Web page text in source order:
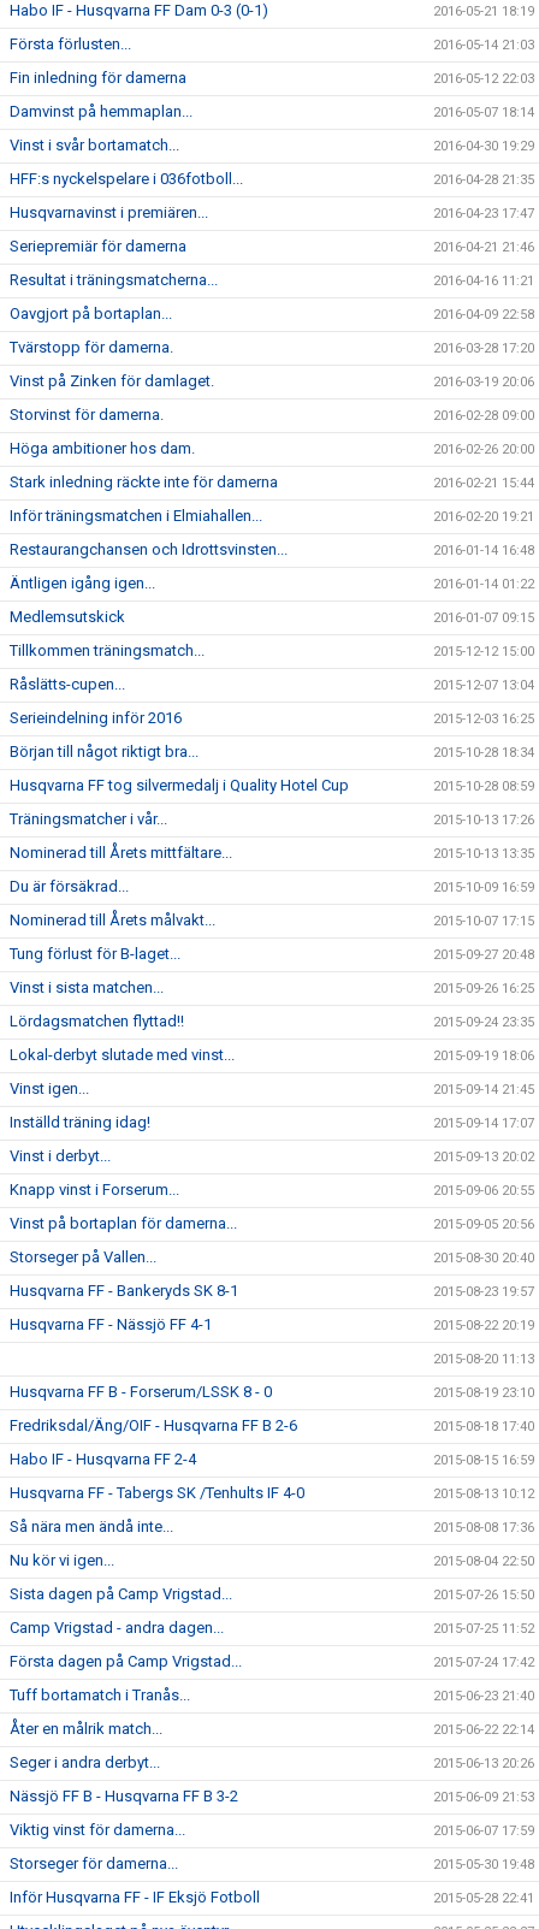
Habo IF - Husqvarna FF Dam 0-3 (0-1) 2016-05-21 18:19
Första förlusten... 2016-05-14 21:03
Fin inledning för damerna 2016-05-12 22:03
Damvinst på hemmaplan... 2016-05-07 18:14
Vinst i svår bortamatch... 2016-04-30 19:29
HFF:s nyckelspelare i 036fotboll... 2016-04-28 21:35
Husqvarnavinst i premiären... 2016-04-23 17:47
Seriepremiär för damerna 2016-04-21 21:46
Resultat i träningsmatcherna... 2016-04-16 11:21
Oavgjort på bortaplan... 2016-04-09 22:58
Tvärstopp för damerna. 2016-03-28 17:20
Vinst på Zinken för damlaget. 2016-03-19 20:06
Storvinst för damerna. 2016-02-28 09:00
Höga ambitioner hos dam. 2016-02-26 20:00
Stark inledning räckte inte för damerna 2016-02-21 15:44
Inför träningsmatchen i Elmiahallen... 2016-02-20 19:21
Restaurangchansen och Idrottsvinsten... 2016-01-14 16:48
Äntligen igång igen... 2016-01-14 01:22
Medlemsutskick 2016-01-07 09:15
Tillkommen träningsmatch... 2015-12-12 15:00
Råslätts-cupen... 2015-12-07 13:04
Serieindelning inför 2016 2015-12-03 16:25
Början till något riktigt bra... 2015-10-28 18:34
Husqvarna FF tog silvermedalj i Quality Hotel Cup 2015-10-28 08:59
Träningsmatcher i vår... 2015-10-13 17:26
Nominerad till Årets mittfältare... 2015-10-13 13:35
Du är försäkrad... 2015-10-09 16:59
Nominerad till Årets målvakt... 2015-10-07 17:15
Tung förlust för B-laget... 2015-09-27 20:48
Vinst i sista matchen... 2015-09-26 16:25
Lördagsmatchen flyttad!! 2015-09-24 23:35
Lokal-derbyt slutade med vinst... 2015-09-19 18:06
Vinst igen... 2015-09-14 21:45
Inställd träning idag! 2015-09-14 17:07
Vinst i derbyt... 2015-09-13 20:02
Knapp vinst i Forserum... 2015-09-06 20:55
Vinst på bortaplan för damerna... 2015-09-05 20:56
Storseger på Vallen... 2015-08-30 20:40
Husqvarna FF - Bankeryds SK 8-1 2015-08-23 19:57
Husqvarna FF - Nässjö FF 4-1 2015-08-22 20:19
2015-08-20 11:13
Husqvarna FF B - Forserum/LSSK 8 - 0 2015-08-19 23:10
Fredriksdal/Äng/OIF - Husqvarna FF B 2-6 2015-08-18 17:40
Habo IF - Husqvarna FF 2-4 2015-08-15 16:59
Husqvarna FF - Tabergs SK /Tenhults IF 4-0 2015-08-13 10:12
Så nära men ändå inte... 2015-08-08 17:36
Nu kör vi igen... 2015-08-04 22:50
Sista dagen på Camp Vrigstad... 2015-07-26 15:50
Camp Vrigstad - andra dagen... 2015-07-25 11:52
Första dagen på Camp Vrigstad... 2015-07-24 17:42
Tuff bortamatch i Tranås... 2015-06-23 21:40
Åter en målrik match... 2015-06-22 22:14
Seger i andra derbyt... 2015-06-13 20:26
Nässjö FF B - Husqvarna FF B 3-2 2015-06-09 21:53
Viktig vinst för damerna... 2015-06-07 17:59
Storseger för damerna... 2015-05-30 19:48
Inför Husqvarna FF - IF Eksjö Fotboll 2015-05-28 22:41